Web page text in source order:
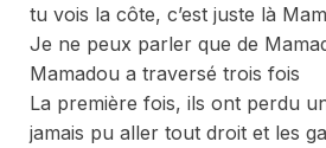
tu vois la côte, c’est juste là
Je ne peux parler que de
Mamadou a traversé trois fois
La première fois, ils ont perdu
jamais pu aller tout droit et les